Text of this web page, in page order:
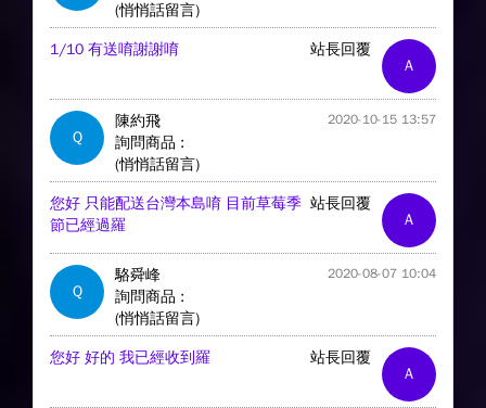
(悄悄話留言)
A
站長回覆
1/10 有送唷謝謝唷
Q
陳約飛 2020-10-15 13:57
詢問商品 :
(悄悄話留言)
A
站長回覆
您好 只能配送台灣本島唷 目前草莓季
節已經過羅
Q
駱舜峰 2020-08-07 10:04
詢問商品 :
(悄悄話留言)
A
站長回覆
您好 好的 我已經收到羅